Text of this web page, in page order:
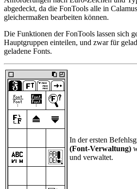
abgedeckt, da die FonTools alle in
gleichermaßen bearbeiten können.
Die Funktionen der FonTools lassen sich
Hauptgruppen einteilen, und zwar für
geladene Fonts.
In der ersten
(Font-Verwaltung)
und verwaltet.